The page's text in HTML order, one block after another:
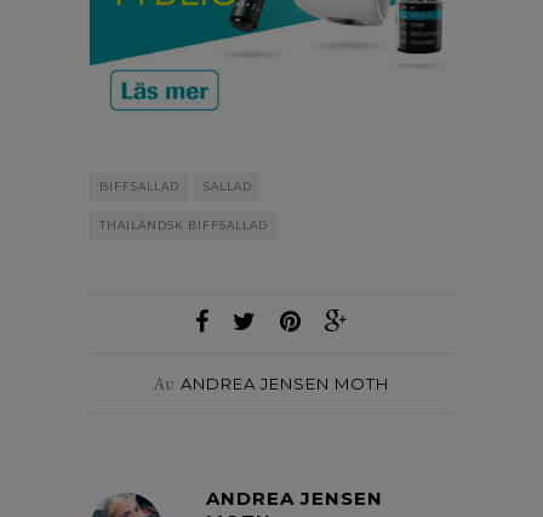
BIFFSALLAD SALLAD
THAILÄNDSK BIFFSALLAD
Av ANDREA JENSEN MOTH
ANDREA JENSEN